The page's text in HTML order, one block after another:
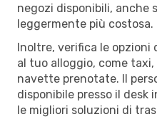
negozi disponibili, anche
leggermente più costosa.
Inoltre, verifica le
al tuo alloggio, come
navette prenotate. Il
disponibile presso il
le migliori soluzioni di